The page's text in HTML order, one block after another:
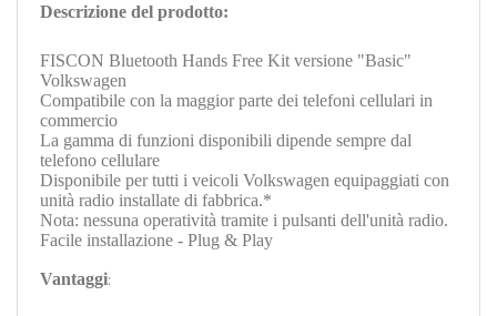
Descrizione del prodotto:
FISCON Bluetooth Hands Free Kit versione "Basic"
Volkswagen
Compatibile con la maggior parte dei telefoni cellulari in
commercio
La gamma di funzioni disponibili dipende sempre dal
telefono cellulare
Disponibile per tutti i veicoli Volkswagen equipaggiati con
unità radio installate di fabbrica.*
Nota: nessuna operatività tramite i pulsanti dell'unità radio.
Facile installazione - Plug & Play
Vantaggi: